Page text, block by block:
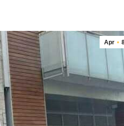
Apr